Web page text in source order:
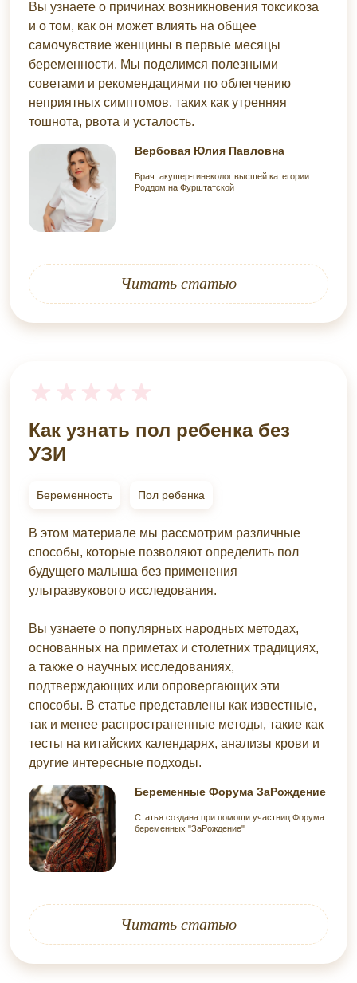
Вербовая Юлия Павловна
Врач акушер-гинеколог высшей категории
Роддом на Фурштатской
Читать статью
Вы узнаете о причинах возникновения токсикоза
и о том, как он может влиять на общее
самочувствие женщины в первые месяцы
беременности. Мы поделимся полезными
советами и рекомендациями по облегчению
неприятных симптомов, таких как утренняя
тошнота, рвота и усталость.
Беременные Форума ЗаРождение
Статья создана при помощи участниц Форума
беременных "ЗаРождение"
Читать статью
Как узнать пол ребенка без
УЗИ
Беременность Пол ребенка
В этом материале мы рассмотрим различные
способы, которые позволяют определить пол
будущего малыша без применения
ультразвукового исследования.
Вы узнаете о популярных народных методах,
основанных на приметах и столетних традициях,
а также о научных исследованиях,
подтверждающих или опровергающих эти
способы. В статье представлены как известные,
так и менее распространенные методы, такие как
тесты на китайских календарях, анализы крови и
другие интересные подходы.